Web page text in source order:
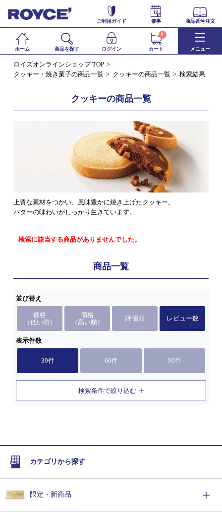
ご利用ガイド 催事 商品番号注文
ホーム 商品を探す ログイン カート
0
メニュー
ロイズオンラインショップ TOP
クッキー・焼き菓子の商品一覧
クッキーの商品一覧 検索結果
クッキーの商品一覧
上質な素材をつかい、風味豊かに焼き上げたクッキー。
バターの味わいがしっかり生きています。
検索に該当する商品がありませんでした。
商品一覧
並び替え
価格
（低い順）
価格
（高い順）
評価順 レビュー数
表示件数
30件 60件 90件
検索条件で絞り込む
カテゴリから探す
限定・新商品